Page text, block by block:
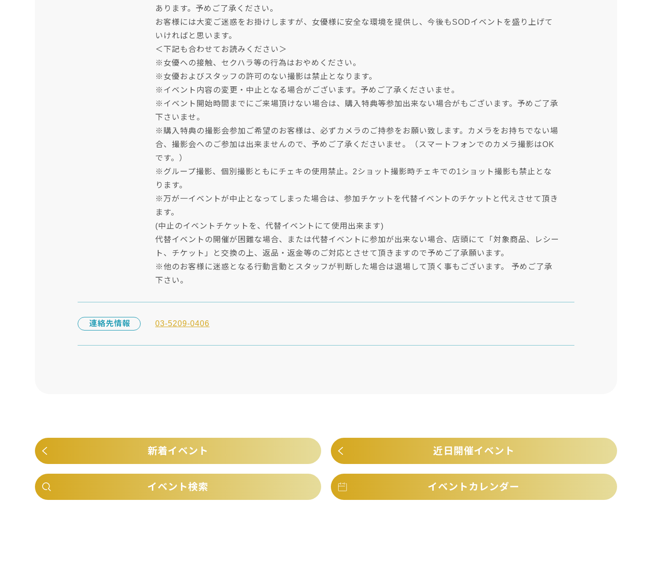
あります。予めご了承ください。
お客様には大変ご迷惑をお掛けしますが、女優様に安全な環境を提供し、今後もSODイベントを盛り上げて
いければと思います。
＜下記も合わせてお読みください＞
※女優への接触、セクハラ等の行為はおやめください。
※女優およびスタッフの許可のない撮影は禁止となります。
※イベント内容の変更・中止となる場合がございます。予めご了承くださいませ。
※イベント開始時間までにご来場頂けない場合は、購入特典等参加出来ない場合がもございます。予めご了承
下さいませ。
※購入特典の撮影会参加ご希望のお客様は、必ずカメラのご持参をお願い致します。カメラをお持ちでない場
合、撮影会へのご参加は出来ませんので、予めご了承くださいませ。（スマートフォンでのカメラ撮影はOK
です。）
※グループ撮影、個別撮影ともにチェキの使用禁止。2ショット撮影時チェキでの1ショット撮影も禁止とな
ります。
※万が一イベントが中止となってしまった場合は、参加チケットを代替イベントのチケットと代えさせて頂き
ます。
(中止のイベントチケットを、代替イベントにて使用出来ます)
代替イベントの開催が困難な場合、または代替イベントに参加が出来ない場合、店頭にて「対象商品、レシー
ト、チケット」と交換の上、返品・返金等のご対応とさせて頂きますので予めご了承願います。
※他のお客様に迷惑となる行動言動とスタッフが判断した場合は退場して頂く事もございます。 予めご了承
下さい。
連絡先情報 03-5209-0406
新着イベント 近日開催イベント
イベント検索 イベントカレンダー